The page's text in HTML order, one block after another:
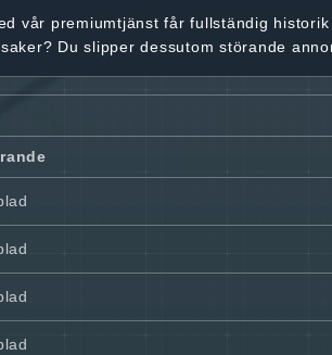
vår premiumtjänst fårfullständig historik
Du slipper dessutom störande